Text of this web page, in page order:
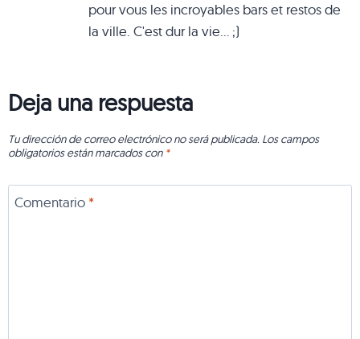
pour vous les incroyables bars et restos de
la ville. C'est dur la vie... ;)
Deja una respuesta
Tu dirección de correo electrónico no será publicada. Los campos
obligatorios están marcados con *
Comentario *